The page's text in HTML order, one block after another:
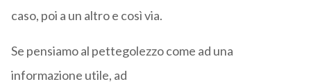
caso, poi a un altro e così via.
Se pensiamo al pettegolezzo come ad una
informazione utile, ad